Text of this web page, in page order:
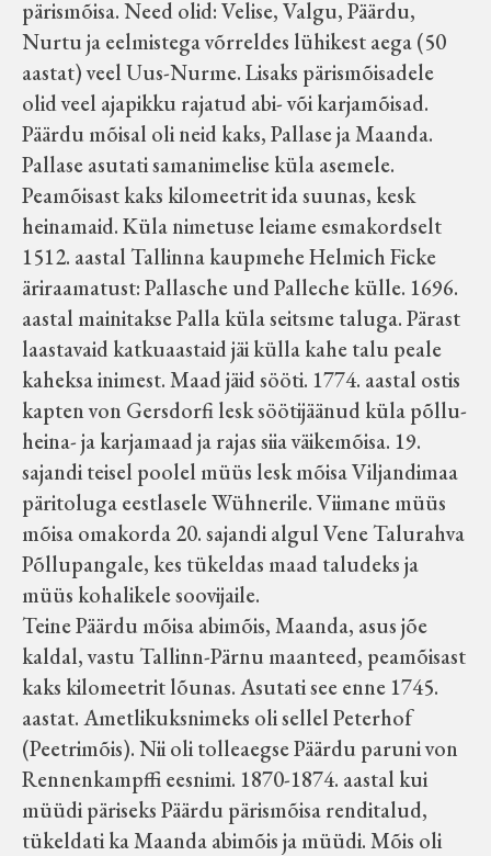
pärismõisa. Need olid: Velise, Valgu, Päärdu,
Nurtu ja eelmistega võrreldes lühikest aega (50
aastat) veel Uus-Nurme. Lisaks pärismõisadele
olid veel ajapikku rajatud abi- või karjamõisad.
Päärdu mõisal oli neid kaks, Pallase ja Maanda.
Pallase asutati samanimelise küla asemele.
Peamõisast kaks kilomeetrit ida suunas, kesk
heinamaid. Küla nimetuse leiame esmakordselt
1512. aastal Tallinna kaupmehe Helmich Ficke
äriraamatust: Pallasche und Palleche külle. 1696.
aastal mainitakse Palla küla seitsme taluga. Pärast
laastavaid katkuaastaid jäi külla kahe talu peale
kaheksa inimest. Maad jäid sööti. 1774. aastal ostis
kapten von Gersdorfi lesk söötijäänud küla põllu-
heina- ja karjamaad ja rajas siia väikemõisa. 19.
sajandi teisel poolel müüs lesk mõisa Viljandimaa
päritoluga eestlasele Wühnerile. Viimane müüs
mõisa omakorda 20. sajandi algul Vene Talurahva
Põllupangale, kes tükeldas maad taludeks ja
müüs kohalikele soovijaile.
Teine Päärdu mõisa abimõis, Maanda, asus jõe
kaldal, vastu Tallinn-Pärnu maanteed, peamõisast
kaks kilomeetrit lõunas. Asutati see enne 1745.
aastat. Ametlikuksnimeks oli sellel Peterhof
(Peetrimõis). Nii oli tolleaegse Päärdu paruni von
Rennenkampffi eesnimi. 1870-1874. aastal kui
müüdi päriseks Päärdu pärismõisa renditalud,
tükeldati ka Maanda abimõis ja müüdi. Mõis oli